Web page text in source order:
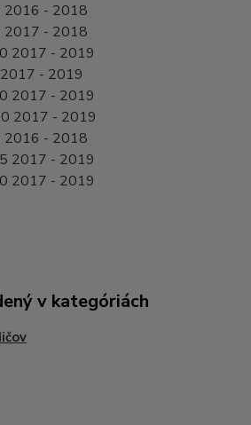
2016 - 2018
2017 - 2018
2017 - 2019
- 2019
2017 - 2019
2017 - 2019
2016 - 2018
2017 - 2019
2017 - 2019
v kategóriách